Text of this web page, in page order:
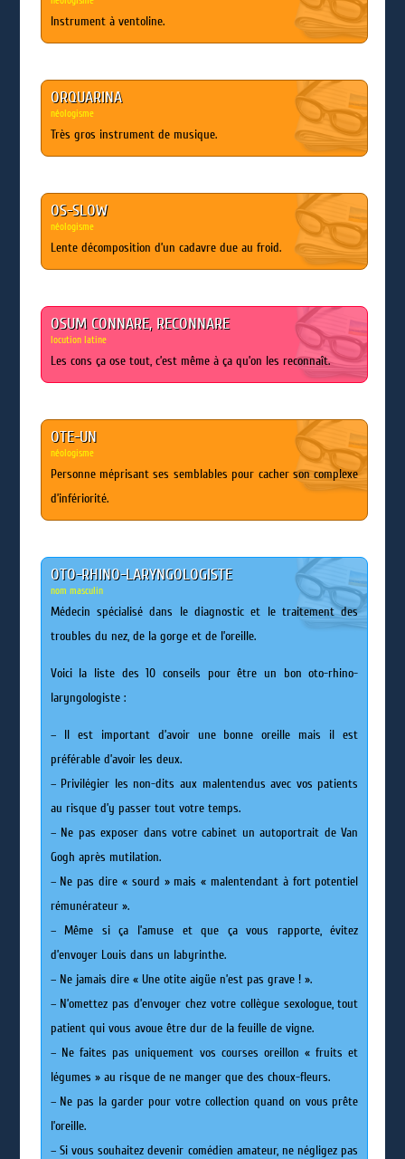
Instrument à ventoline.
ORQUARINA
néologisme
Très gros instrument de musique.
OS-SLOW
néologisme
Lente décomposition d’un cadavre due au froid.
OSUM CONNARE, RECONNARE
locution latine
Les cons ça ose tout, c’est même à ça qu’on les reconnaît.
OTE-UN
néologisme
Personne méprisant ses semblables pour cacher son complexe
d’infériorité.
OTO-RHINO-LARYNGOLOGISTE
nom masculin
Médecin spécialisé dans le diagnostic et le traitement des
troubles du nez, de la gorge et de l’oreille.
Voici la liste des 10 conseils pour être un bon oto-rhino-
laryngologiste :
– Il est important d’avoir une bonne oreille mais il est
préférable d’avoir les deux.
– Privilégier les non-dits aux malentendus avec vos patients
au risque d’y passer tout votre temps.
– Ne pas exposer dans votre cabinet un autoportrait de Van
Gogh après mutilation.
– Ne pas dire « sourd » mais « malentendant à fort potentiel
rémunérateur ».
– Même si ça l’amuse et que ça vous rapporte, évitez
d’envoyer Louis dans un labyrinthe.
– Ne jamais dire « Une otite aigüe n’est pas grave ! ».
– N’omettez pas d’envoyer chez votre collègue sexologue, tout
patient qui vous avoue être dur de la feuille de vigne.
– Ne faites pas uniquement vos courses oreillon « fruits et
légumes » au risque de ne manger que des choux-fleurs.
– Ne pas la garder pour votre collection quand on vous prête
l’oreille.
– Si vous souhaitez devenir comédien amateur, ne négligez pas